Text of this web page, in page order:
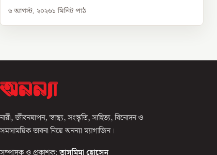
৬ আগস্ট, ২০২৬১ মিনিট পাঠ
নারী, জীবনযাপন, স্বাস্থ্য, সংস্কৃতি, সাহিত্য, বিনোদন ও
সমসাময়িক ভাবনা নিয়ে অনন্যা ম্যাগাজিন।